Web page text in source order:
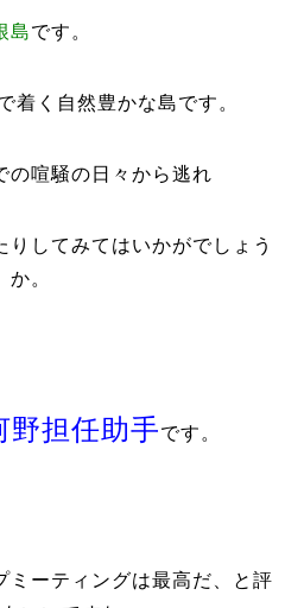
島です。
着く自然豊かな島です。
の喧騒の日々から逃れ
りしてみてはいかがでしょう
か。
野担任助手です。
ミーティングは最高だ、と評